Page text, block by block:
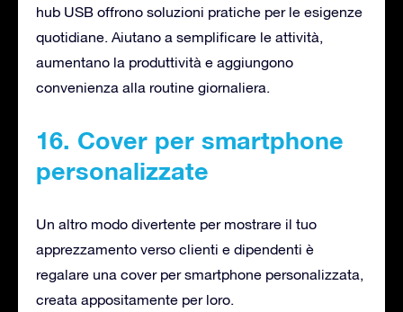
hub USB offrono soluzioni pratiche per le esigenze
quotidiane. Aiutano a semplificare le attività,
aumentano la produttività e aggiungono
convenienza alla routine giornaliera.
16. Cover per smartphone
personalizzate
Un altro modo divertente per mostrare il tuo
apprezzamento verso clienti e dipendenti è
regalare una cover per smartphone personalizzata,
creata appositamente per loro.